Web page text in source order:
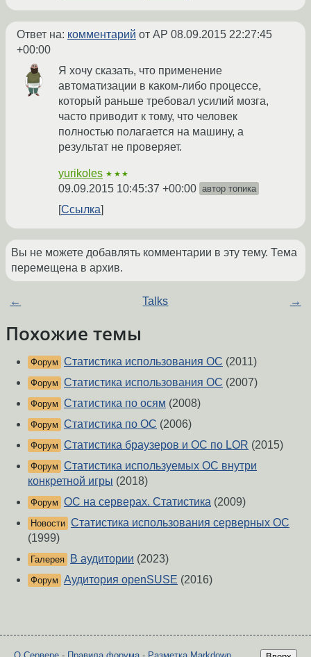
Ответ на: комментарий от AP 08.09.2015 22:27:45
+00:00
Я хочу сказать, что применение
автоматизации в каком-либо процессе,
который раньше требовал усилий мозга,
часто приводит к тому, что человек
полностью полагается на машину, а
результат не проверяет.
yurikoles ★★★
09.09.2015 10:45:37 +00:00 автор топика
Ссылка
Вы не можете добавлять комментарии в эту тему. Тема
перемещена в архив.
← Talks →
Похожие темы
Форум Статистика использования ОС (2011)
Форум Статистика использования ОС (2007)
Форум Статистика по осям (2008)
Форум Статистика по ОС (2006)
Форум Статистика браузеров и ОС по LOR (2015)
Форум Статистика используемых ОС внутри
конкретной игры (2018)
Форум ОС на серверах. Статистика (2009)
Новости Статистика использования серверных ОС
(1999)
Галерея В аудитории (2023)
Форум Аудитория openSUSE (2016)